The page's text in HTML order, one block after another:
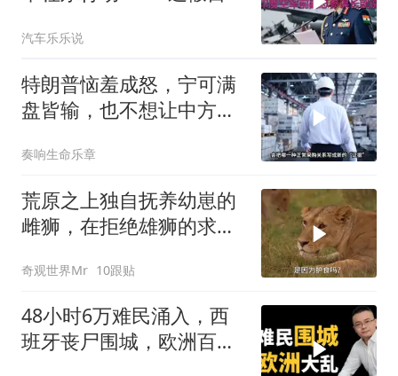
汽车乐乐说
特朗普恼羞成怒，宁可满
盘皆输，也不想让中方供
奏响生命乐章
荒原之上独自抚养幼崽的
雌狮，在拒绝雄狮的求偶
奇观世界Mr 10跟贴
48小时6万难民涌入，西
班牙丧尸围城，欧洲百年